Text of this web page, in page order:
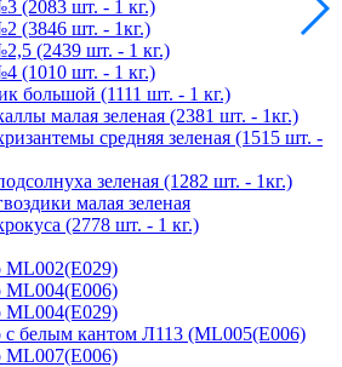
(2083 шт. - 1 кг.)
(3846 шт. - 1кг.)
(2439 шт. - 1 кг.)
(1010 шт. - 1 кг.)
большой (1111 шт. - 1 кг.)
малая зеленая (2381 шт. - 1кг.)
средняя зеленая (1515 шт. -
зеленая (1282 шт. - 1кг.)
малая зеленая
(2778 шт. - 1 кг.)
ML002(E029)
ML004(E006)
ML004(E029)
с белым кантом Л113 (ML005(E006)
ML007(E006)